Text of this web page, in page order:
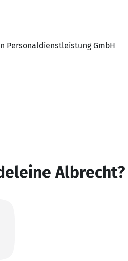
Personaldienstleistung GmbH
Albrecht?